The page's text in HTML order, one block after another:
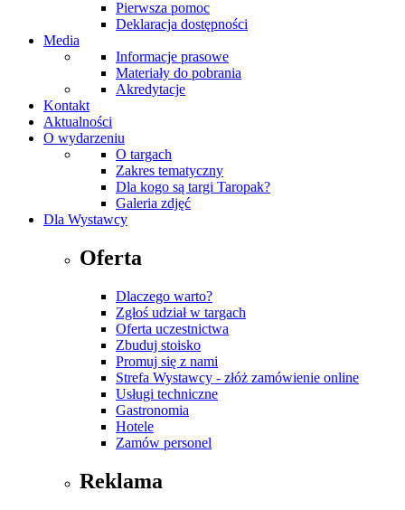
Pierwsza pomoc
Deklaracja dostępności
Media
Informacje prasowe
Materiały do pobrania
Akredytacje
Kontakt
Aktualności
O wydarzeniu
O targach
Zakres tematyczny
Dla kogo są targi Taropak?
Galeria zdjęć
Dla Wystawcy
Oferta
Dlaczego warto?
Zgłoś udział w targach
Oferta uczestnictwa
Zbuduj stoisko
Promuj się z nami
Strefa Wystawcy - złóż zamówienie online
Usługi techniczne
Gastronomia
Hotele
Zamów personel
Reklama